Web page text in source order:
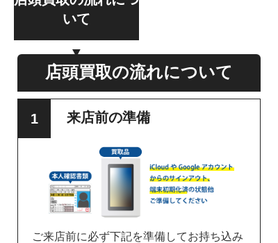
いて
店頭買取の流れについて
来店前の準備
ご来店前に必ず下記を準備してお持ち込み